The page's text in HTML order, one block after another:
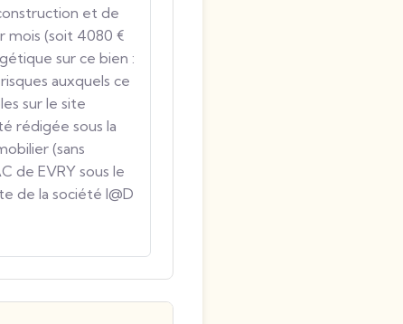
et de
mois (soit 4080 €
sur ce bien :
auxquels ce
sur le site
rédigée sous la
(sans
de EVRY sous le
de la société I@D